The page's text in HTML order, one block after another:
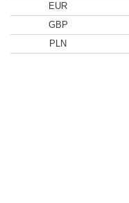
EUR
GBP
PLN